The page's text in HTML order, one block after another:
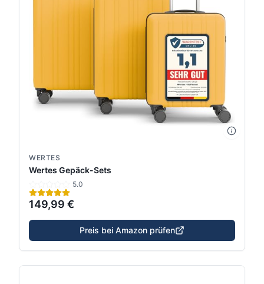
WERTES
Wertes Gepäck-Sets
5.0
149,99 €
Preis bei Amazon prüfen